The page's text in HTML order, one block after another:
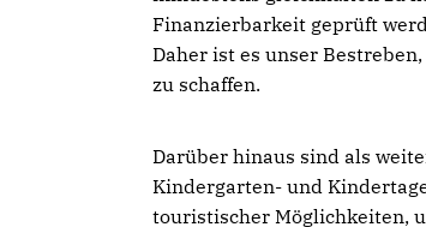
Finanzierbarkeit geprüft
Daher ist es unser
zu schaffen.
Darüber hinaus sind als
Kindergarten- und
touristischer Möglichkeiten,